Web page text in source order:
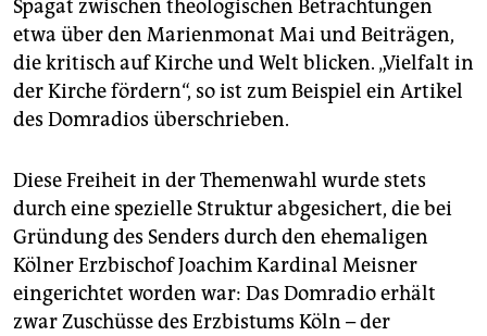
Spagat zwischen theologischen Betrachtungen
etwa über den Marienmonat Mai und Beiträgen,
die kritisch auf Kirche und Welt blicken. „Vielfalt in
der Kirche fördern“, so ist zum Beispiel ein Artikel
des Domradios überschrieben.
Diese Freiheit in der Themenwahl wurde stets
durch eine spezielle Struktur abgesichert, die bei
Gründung des Senders durch den ehemaligen
Kölner Erz­bischof Joachim Kardinal Meisner
eingerichtet worden war: Das Domradioerhält
zwar Zuschüsse des Erzbistums Köln – der